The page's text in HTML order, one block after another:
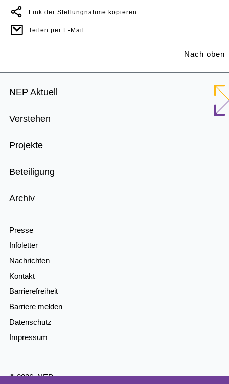
Link der Stellungnahme kopieren
Teilen per E-Mail
Nach oben
Footer
NEP Aktuell
Verstehen
Projekte
Beteiligung
Archiv
Presse
Infoletter
Nachrichten
Kontakt
Barrierefreiheit
Barriere melden
Datenschutz
Impressum
© 2026, NEP